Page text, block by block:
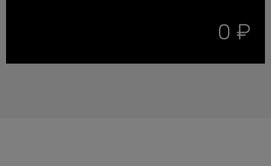
0 ₽